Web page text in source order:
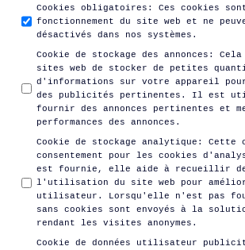
Cookies obligatoires :
Ces cookies
fonctionnement du site web et ne
désactivés dans nos systèmes.
Cookie de stockage des annonces :
Cela
sites web de stocker de petites
d'informations sur votre appareil
des publicités pertinentes. Il est
fournir des annonces pertinentes et
performances des annonces.
Cookie de stockage analytique :
Cette
consentement pour les cookies
est fournie, elle aide à recueillir
l'utilisation du site web pour
utilisateur. Lorsqu'elle n'est pas
sans cookies sont envoyés à la
rendant les visites anonymes.
Cookie de données utilisateur